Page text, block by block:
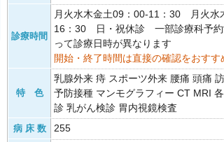
診療時間
月火水木金土09：00-11：30 月火水
16：30 日・祝休診 一部診療科予
って診療日時が異なります
開始・終了時間は直接の確認をおすす
特 色
乳腺外来 痔 スポーツ外来 腰痛 頭痛
予防接種 マンモグラフィー CT MRI
診 乳がん検診 胃内視鏡検査
病 床 数 255